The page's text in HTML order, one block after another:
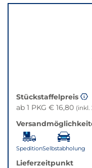
Bei
Alternative
der
gewünschten
Variante.
zu
Stückstaffelpreis
ab 1 PKG € 16,80 (inkl.
SpeditionSelbstabholung
Lieferzeitpunkt